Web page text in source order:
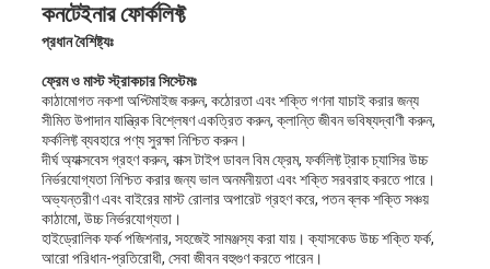
কনটেইনার ফোর্কলিফ্ট
প্রধান বৈশিষ্ট্যঃ
ফ্রেম ও মাস্ট স্ট্রাকচার সিস্টেমঃ
কাঠামোগত নকশা অপ্টিমাইজ করুন, কঠোরতা এবং শক্তি গণনা যাচাই করার জন্য
সীমিত উপাদান যান্ত্রিক বিশ্লেষণ একত্রিত করুন, ক্লান্তি জীবন ভবিষ্যদ্বাণী করুন,
ফর্কলিফ্ট ব্যবহারে পণ্য সুরক্ষা নিশ্চিত করুন।
দীর্ঘ অ্যাক্সবেস গ্রহণ করুন, বাক্স টাইপ ডাবল বিম ফ্রেম, ফর্কলিফ্ট ট্রাক চ্যাসির উচ্চ
নির্ভরযোগ্যতা নিশ্চিত করার জন্য ভাল অনমনীয়তা এবং শক্তি সরবরাহ করতে পারে।
অভ্যন্তরীণ এবং বাইরের মাস্ট রোলার অপারেট গ্রহণ করে, পতন ব্লক শক্তি সঞ্চয়
কাঠামো, উচ্চ নির্ভরযোগ্যতা।
হাইড্রোলিক ফর্ক পজিশনার, সহজেই সামঞ্জস্য করা যায়। ক্যাসকেড উচ্চ শক্তি ফর্ক,
আরো পরিধান-প্রতিরোধী, সেবা জীবন বহুগুণ করতে পারেন।